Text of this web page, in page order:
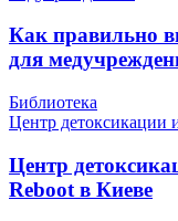
Как правильно
для
Библиотека
Центр детоксикации
Центр
Reboot в Киеве